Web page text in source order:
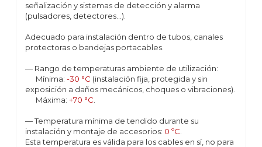
señalización y sistemas de detección y alarma
(pulsadores, detectores...).
Adecuado para instalación dentro de tubos, canales
protectoras o bandejas portacables.
— Rango de temperaturas ambiente de utilización:
Mínima: -30 °C (instalación fija, protegida y sin
exposición a daños mecánicos, choques o vibraciones).
Máxima: +70 °C
— Temperatura mínima de tendido durante su
instalación y montaje de accesorios: 0 ºC
Esta temperatura es válida para los cables en sí, no para